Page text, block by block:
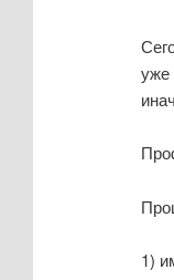
уже
1)